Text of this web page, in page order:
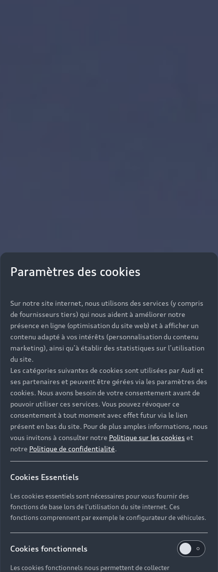
Paramètres des cookies
Sur notre site internet, nous utilisons des services (y compris
de fournisseurs tiers) qui nous aident à améliorer notre
présence en ligne (optimisation du site web) et à afficher un
contenu adapté à vos intérêts (personnalisation du contenu
marketing), ainsi qu’à établir des statistiques sur l’utilisation
du site.
Les catégories suivantes de cookies sont utilisées par Audi et
ses partenaires et peuvent être gérées via les paramètres des
cookies. Nous avons besoin de votre consentement avant de
pouvoir utiliser ces services. Vous pouvez révoquer ce
consentement à tout moment avec effet futur via le lien
présent en bas du site. Pour de plus amples informations, nous
vous invitons à consulter notre Politique sur les cookies et
notre Politique de confidentialité.
Cookies Essentiels
Les cookies essentiels sont nécessaires pour vous fournir des
fonctions de base lors de l'utilisation du site internet. Ces
fonctions comprennent par exemple le configurateur de véhicules.
Cookies fonctionnels
Les cookies fonctionnels nous permettent de collecter